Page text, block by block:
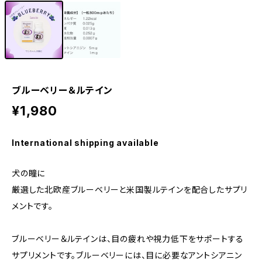
ブルーベリー＆ルテイン
¥1,980
International shipping available
犬の瞳に
厳選した北欧産ブルーベリーと米国製ルテインを配合したサプリ
メントです。
ブルーベリー＆ルテインは、目の疲れや視力低下をサポートする
サプリメントです。ブルーベリーには、目に必要なアントシアニン